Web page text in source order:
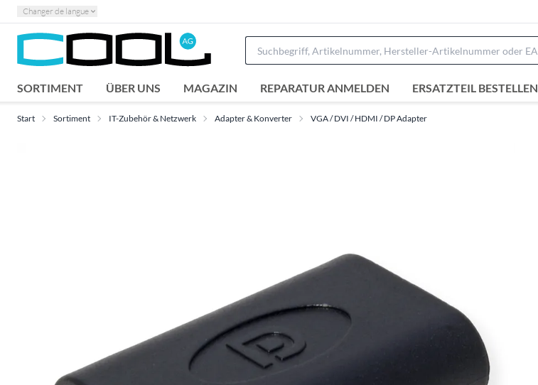
Changer de langue
SORTIMENT ÜBER UNS MAGAZIN REPARATUR ANMELDEN ERSATZTEIL BESTELLEN
Start Sortiment IT-Zubehör & Netzwerk Adapter & Konverter VGA / DVI / HDMI / DP Adapter